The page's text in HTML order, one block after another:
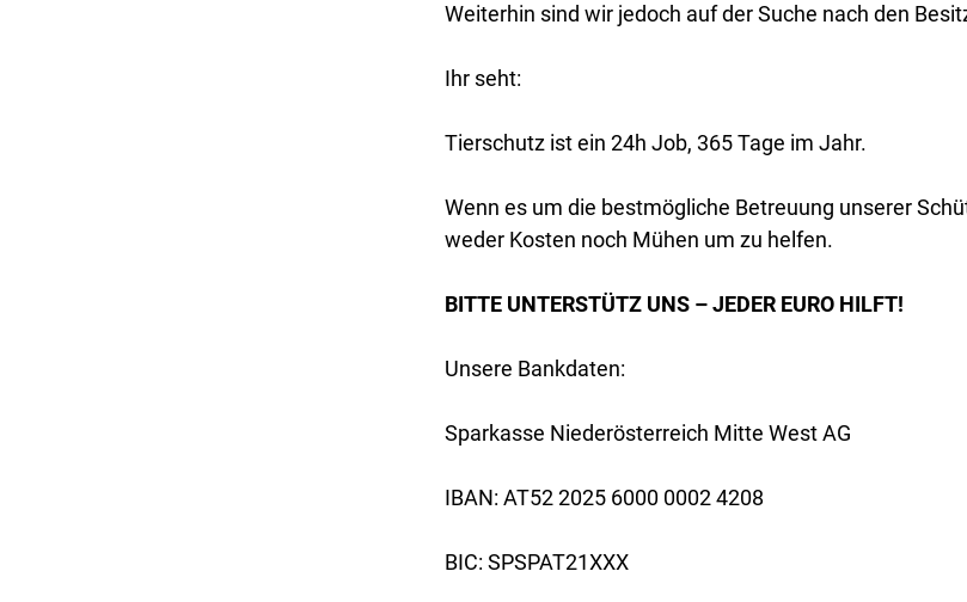
Weiterhin sind wir jedoch auf der Suche nach den
Ihr seht:
Tierschutz ist ein 24h Job, 365 Tage im Jahr.
Wenn es um die bestmögliche Betreuung unserer
weder Kosten noch Mühen um zu helfen.
BITTE UNTERSTÜTZ UNS – JEDER EURO HILFT!
Unsere Bankdaten:
Sparkasse Niederösterreich Mitte West AG
IBAN: AT52 2025 6000 0002 4208
BIC: SPSPAT21XXX